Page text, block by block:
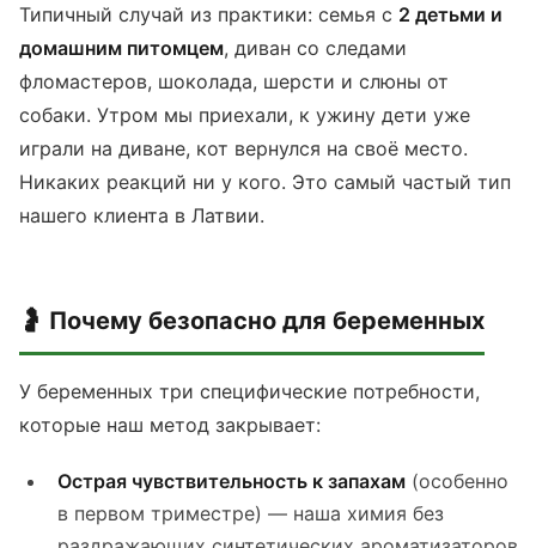
Типичный случай из практики: семья с 2 детьми и
домашним питомцем, диван со следами
фломастеров, шоколада, шерсти и слюны от
собаки. Утром мы приехали, к ужину дети уже
играли на диване, кот вернулся на своё место.
Никаких реакций ни у кого. Это самый частый тип
нашего клиента в Латвии.
🤰 Почему безопасно для беременных
У беременных три специфические потребности,
которые наш метод закрывает:
Острая чувствительность к запахам (особенно
в первом триместре) — наша химия без